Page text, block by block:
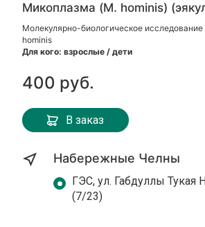
Микоплазма (M. hominis)
Молекулярно-биологическое
hominis
Для кого: взрослые / дети
400 руб.
В заказ
Набережные Челны
ГЭС, ул. Габдуллы Тукая
(7/23)